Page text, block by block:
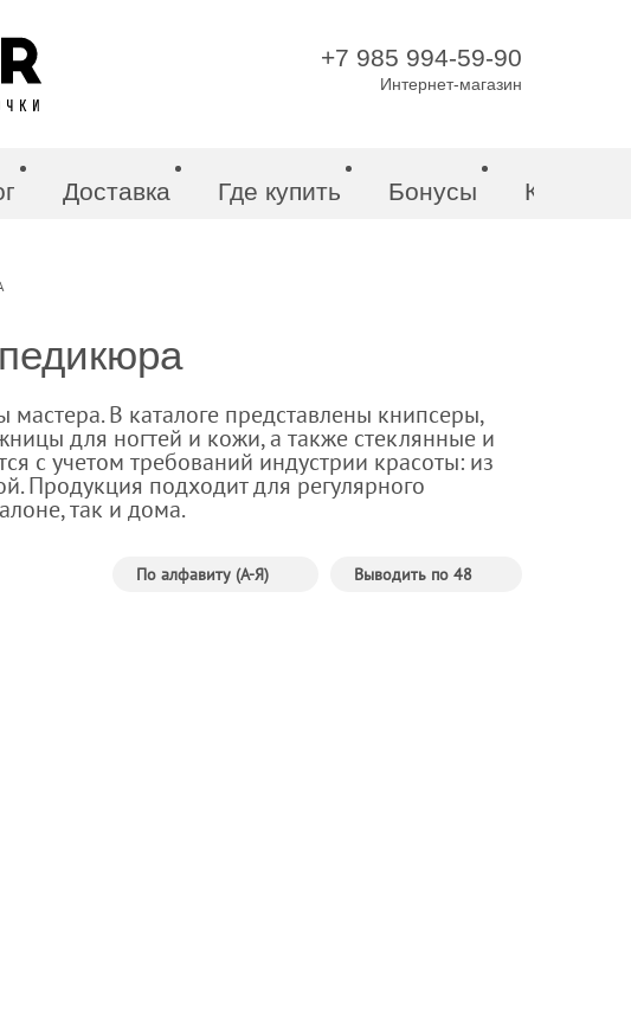
+7 985 994-59-90
Интернет-магазин
Доставка Где купить Бонусы
В каталоге представлены книпсеры,
для ногтей и кожи, а также стеклянные и
с учетом требований индустрии красоты: из
Продукция подходит для регулярного
так и дома.
По алфавиту (А-Я) Выводить по 48